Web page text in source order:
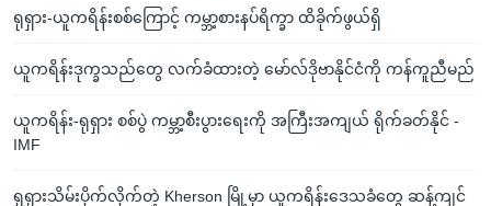
ရုရှား-ယူကရိန်းစစ်ကြောင့် ကမ္ဘာ့စားနပ်ရိက္ခာ ထိခိုက်ဖွယ်ရှိ
ယူကရိန်းဒုက္ခသည်တွေ လက်ခံထားတဲ့ မော်လ်ဒိုဗာနိုင်ငံကို ကန်ကူညီမည်
ယူကရိန်း-ရုရှား စစ်ပွဲ ကမ္ဘာ့စီးပွားရေးကို အကြီးအကျယ် ရိုက်ခတ်နိုင် -
IMF
ရုရှားသိမ်းပိုက်လိုက်တဲ့ Kherson မြို့မှာ ယူကရိန်းဒေသခံတွေ ဆန့်ကျင်